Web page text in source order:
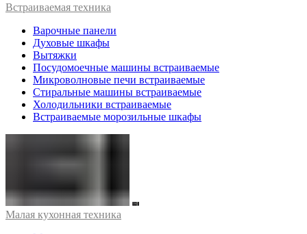
Встраиваемая техника
Варочные панели
Духовые шкафы
Вытяжки
Посудомоечные машины встраиваемые
Микроволновые печи встраиваемые
Стиральные машины встраиваемые
Холодильники встраиваемые
Встраиваемые морозильные шкафы
Малая кухонная техника